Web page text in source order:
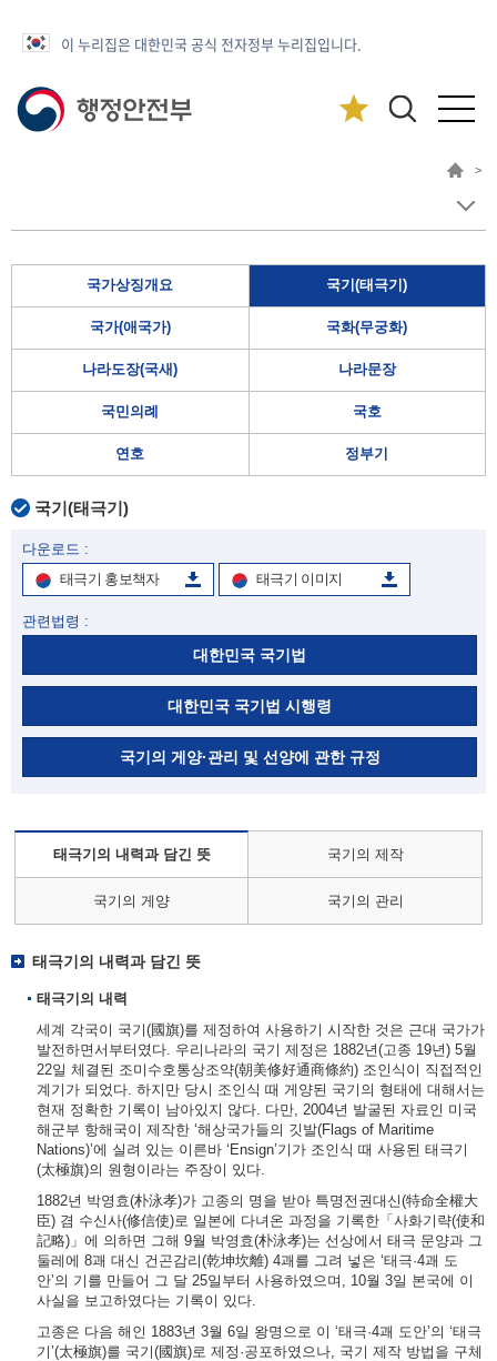
이 누리집은 대한민국 공식 전자정부 누리집입니다.
>
국가상징개요 국기(태극기)
국가(애국가) 국화(무궁화)
나라도장(국새) 나라문장
국민의례 국호
연호 정부기
국기(태극기)
다운로드 :
태극기 홍보책자
태극기 이미지
관련법령 :
대한민국 국기법
대한민국 국기법 시행령
국기의 게양·관리 및 선양에 관한 규정
태극기의 내력과 담긴 뜻 국기의 제작
국기의 게양 국기의 관리
태극기의 내력과 담긴 뜻
태극기의 내력
세계 각국이 국기(國旗)를 제정하여 사용하기 시작한 것은 근대 국가가
발전하면서부터였다. 우리나라의 국기 제정은 1882년(고종 19년) 5월
22일 체결된 조미수호통상조약(朝美修好通商條約) 조인식이 직접적인
계기가 되었다. 하지만 당시 조인식 때 게양된 국기의 형태에 대해서는
현재 정확한 기록이 남아있지 않다. 다만, 2004년 발굴된 자료인 미국
해군부 항해국이 제작한 ‘해상국가들의 깃발(Flags of Maritime
Nations)’에 실려 있는 이른바 ‘Ensign’기가 조인식 때 사용된 태극기
(太極旗)의 원형이라는 주장이 있다.
1882년 박영효(朴泳孝)가 고종의 명을 받아 특명전권대신(特命全權大
臣) 겸 수신사(修信使)로 일본에 다녀온 과정을 기록한「사화기략(使和
記略)」에 의하면 그해 9월 박영효(朴泳孝)는 선상에서 태극 문양과 그
둘레에 8괘 대신 건곤감리(乾坤坎離) 4괘를 그려 넣은 ‘태극·4괘 도
안’의 기를 만들어 그 달 25일부터 사용하였으며, 10월 3일 본국에 이
사실을 보고하였다는 기록이 있다.
고종은 다음 해인 1883년 3월 6일 왕명으로 이 ‘태극·4괘 도안’의 ‘태극
기’(太極旗)를 국기(國旗)로 제정·공포하였으나, 국기 제작 방법을 구체